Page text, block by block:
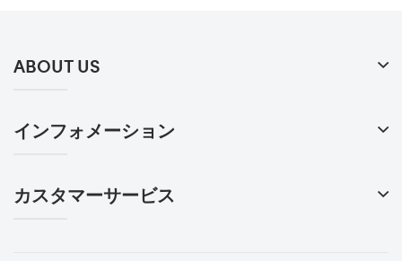
ABOUT US
インフォメーション
カスタマーサービス